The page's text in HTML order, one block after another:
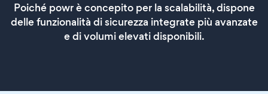
Poiché powr è concepito per la scalabilità, dispone
delle funzionalità di sicurezza integrate più avanzate
e di volumi elevati disponibili.